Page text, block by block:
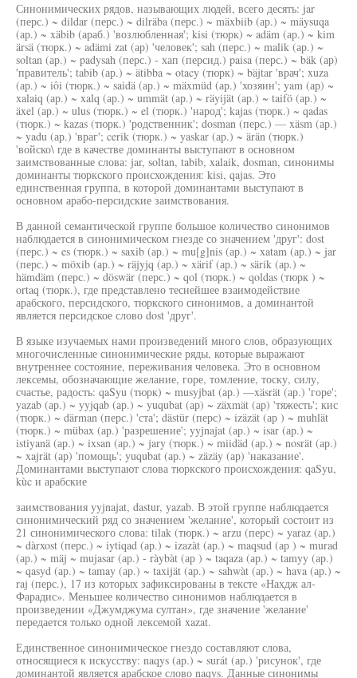
Синонимических рядов, называющих людей, всего десять: jar
(перс.) ~ dildar (перс.) ~ dilräba (перс.) ~ mäxbiib (ар.) ~ mäysuqa
(ар.) ~ xäbib (араб.) 'возлюбленная'; kisi (тюрк) ~ adäm (ар.) ~ kim
ärsä (тюрк.) ~ adämi zat (ар) 'человек'; sah (перс.) ~ malik (ар.) ~
soltan (ар.) ~ padysah (перс.) - хап (персид.) paisa (перс.) ~ bäk (ар)
'правитель'; tabib (ар.) ~ ätibba ~ otacy (тюрк) ~ bäjtar 'врач'; xuza
(ар.) ~ iôi (тюрк.) ~ saidä (ар.) ~ mäxmüd (ар.) 'хозяин'; yam (ар) ~
xalaiq (ар.) ~ xalq (ар.) ~ ummät (ар.) ~ räyijät (ар.) ~ taifö (ар.) ~
äxel (ар.) ~ ulus (тюрк.) ~ el (тюрк.) 'народ'; kajas (тюрк.) ~ qadas
(тюрк.) ~ kazas (тюрк.) 'родственник'; dosman (перс.) — xäsm (ар.)
~ yadu (ар.) 'враг'; cerik (тюрк.) ~ yaskar (ар.) ~ ärän (тюрк.)
'войско\ где в качестве доминанты выступают в основном
заимствованные слова: jar, soltan, tabib, xalaik, dosman, синонимы
доминанты тюркского происхождения: kisi, qajas. Это
единственная группа, в которой доминантами выступают в
основном арабо-персидские заимствования.
В данной семантической группе большое количество синонимов
наблюдается в синонимическом гнезде со значением 'друг': dost
(перс.) ~ es (тюрк.) ~ saxib (ар.) ~ mu[g]nis (ар.) ~ xatam (ар.) ~ jar
(перс.) ~ möxib (ар.) ~ räjyjq (ар.) ~ xärif (ар.) ~ särik (ар.) ~
hämdäm (перс.) ~ döswär (перс.) ~ qol (тюрк.) ~ qoldas (тюрк ) ~
ortaq (тюрк.), где представлено теснейшее взаимодействие
арабского, персидского, тюркского синонимов, а доминантой
является персидское слово dost 'друг'.
В языке изучаемых нами произведений много слов, образующих
многочисленные синонимические ряды, которые выражают
внутреннее состояние, переживания человека. Это в основном
лексемы, обозначающие желание, горе, томление, тоску, силу,
счастье, радость: qaSyu (тюрк) ~ musyjbat (ар.) —xäsrät (ар.) 'горе';
yazab (ар.) ~ yyjqab (ар.) ~ yuqubat (ар) ~ zäxmät (ар) 'тяжесть'; кис
(тюрк.) ~ därman (перс.) 'ста'; dästür (перс) ~ izäzät (ар ) ~ muhlät
(тюрк.) ~ mübax (ар.) 'разрешение'; yyjnajat (ар.) ~ isar (ар.) ~
istiyanä (ар.) ~ ixsan (ар.) ~ jary (тюрк.) ~ miidäd (ар.) ~ nosrät (ар.)
~ xajrät (ар) 'помощь'; yuqubat (ар.) ~ zäzäy (ар) 'наказание'.
Доминантами выступают слова тюркского происхождения: qaSyu,
kùc и арабские
заимствования yyjnajat, dastur, yazab. В этой группе наблюдается
синонимический ряд со значением 'желание', который состоит из
21 синонимического слова: tilak (тюрк.) ~ arzu (перс) ~ yaraz (ар.)
~ dàrxost (перс.) ~ iytiqad (ар.) ~ izazàt (ар.) ~ maqsud (ар ) ~ murad
(ар.) ~ mäj ~ mujasar (ар.) - ràybàt (ар ) ~ taqaza (ар.) ~ tamyy (ар.)
~ qasyd (ар.) ~ tamay (ар.) ~ taxijät (ар.) ~ sahwàt (ар.) ~ hava (ар.) ~
raj (перс.), 17 из которых зафиксированы в тексте «Нахдж ал-
Фарадис». Меньшее количество синонимов наблюдается в
произведении «Джумджума султан», где значение 'желание'
передается только одной лексемой xazat.
Единственное синонимическое гнездо составляют слова,
относящиеся к искусству: naqys (ар.) ~ surát (ар.) 'рисунок', где
доминантой является арабское слово naqys. Данные синонимы